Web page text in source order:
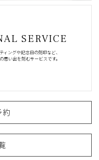
SERVICE
ィングや記念日の刻印など、
思い出を刻むサービスです。
約